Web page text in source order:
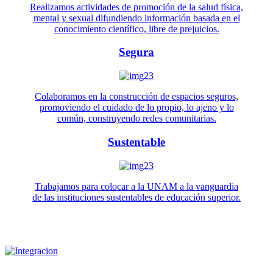
Realizamos actividades de promoción de la salud física,
mental y sexual difundiendo información basada en el
conocimiento científico, libre de prejuicios.
Segura
Colaboramos en la construcción de espacios seguros,
promoviendo el cuidado de lo propio, lo ajeno y lo
común, construyendo redes comunitarias.
Sustentable
Trabajamos para colocar a la UNAM a la vanguardia
de las instituciones sustentables de educación superior.